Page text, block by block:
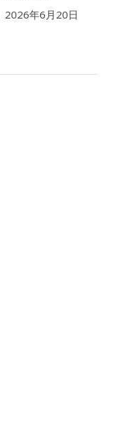
2026年6月20日